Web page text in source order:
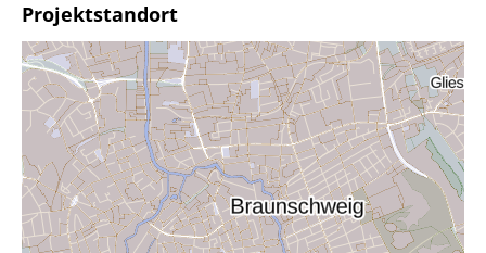
Projektstandort